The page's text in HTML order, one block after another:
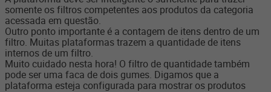
somente os filtros competentes aos produtos da categoria
acessada em questão.
Outro ponto importante é a contagem de itens dentro de um
filtro. Muitas plataformas trazem a quantidade de itens
internos de um filtro.
Muito cuidado nesta hora! O filtro de quantidade também
pode ser uma faca de dois gumes. Digamos que a
plataforma esteja configurada para mostrar os produtos